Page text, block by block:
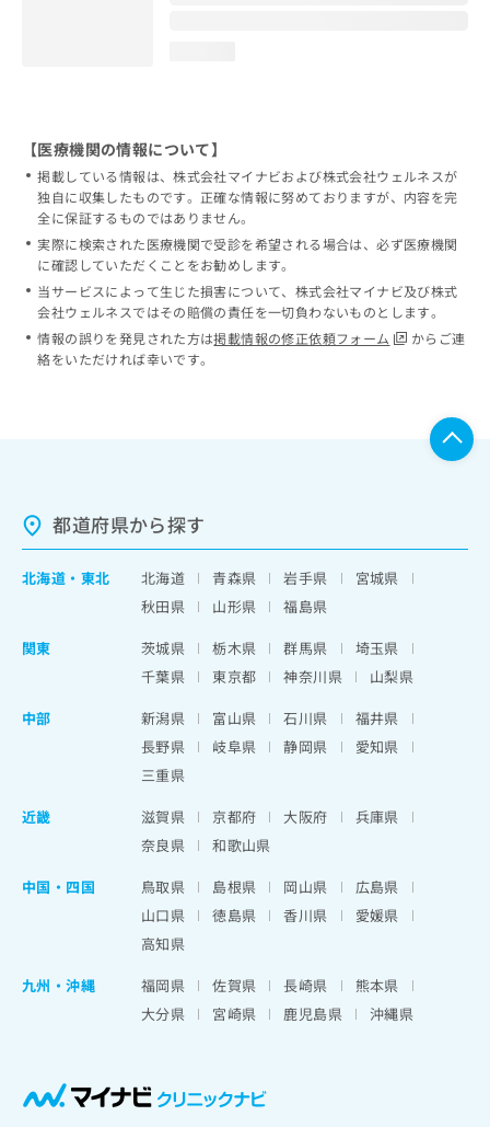
【医療機関の情報について】
掲載している情報は、株式会社マイナビおよび株式会社ウェルネスが
独自に収集したものです。正確な情報に努めておりますが、内容を完
全に保証するものではありません。
実際に検索された医療機関で受診を希望される場合は、必ず医療機関
に確認していただくことをお勧めします。
当サービスによって生じた損害について、株式会社マイナビ及び株式
会社ウェルネスではその賠償の責任を一切負わないものとします。
情報の誤りを発見された方は掲載情報の修正依頼フォーム
からご連
絡をいただければ幸いです。
都道府県から探す
北海道 ・ 東北 北海道 青森県 岩手県
宮城県
秋田県
山形県
福島県
関東
茨城県 栃木県 群馬県
埼玉県
千葉県
東京都 神奈川県
山梨県
中部
新潟県 富山県 石川県
福井県
長野県
岐阜県 静岡県
愛知県
三重県
近畿
滋賀県 京都府 大阪府
兵庫県
奈良県
和歌山県
中国・四国
鳥取県 島根県 岡山県
広島県
山口県
徳島県 香川県
愛媛県
高知県
九州・沖縄
福岡県 佐賀県 長崎県
熊本県
大分県
宮崎県 鹿児島県 沖縄県